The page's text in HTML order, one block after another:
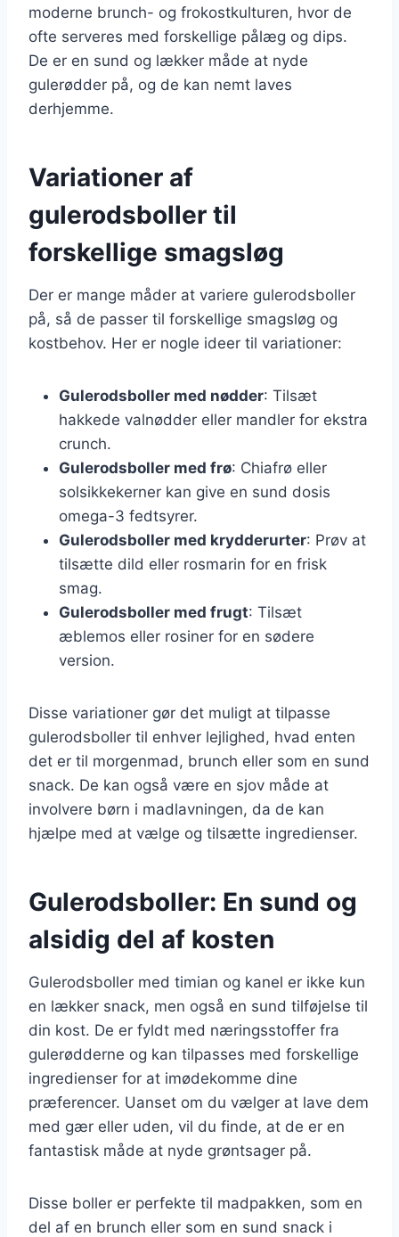
moderne brunch- og frokostkulturen, hvor de
ofte serveres med forskellige pålæg og dips.
De er en sund og lækker måde at nyde
gulerødder på, og de kan nemt laves
derhjemme.
Variationer af
gulerodsboller til
forskellige smagsløg
Der er mange måder at variere gulerodsboller
på, så de passer til forskellige smagsløg og
kostbehov. Her er nogle ideer til variationer:
Gulerodsboller med nødder: Tilsæt
hakkede valnødder eller mandler for ekstra
crunch.
Gulerodsboller med frø: Chiafrø eller
solsikkekerner kan give en sund dosis
omega-3 fedtsyrer.
Gulerodsboller med krydderurter: Prøv at
tilsætte dild eller rosmarin for en frisk
smag.
Gulerodsboller med frugt: Tilsæt
æblemos eller rosiner for en sødere
version.
Disse variationer gør det muligt at tilpasse
gulerodsboller til enhver lejlighed, hvad enten
det er til morgenmad, brunch eller som en sund
snack. De kan også være en sjov måde at
involvere børn i madlavningen, da de kan
hjælpe med at vælge og tilsætte ingredienser.
Gulerodsboller: En sund og
alsidig del af kosten
Gulerodsboller med timian og kanel er ikke kun
en lækker snack, men også en sund tilføjelse til
din kost. De er fyldt med næringsstoffer fra
gulerødderne og kan tilpasses med forskellige
ingredienser for at imødekomme dine
præferencer. Uanset om du vælger at lave dem
med gær eller uden, vil du finde, at de er en
fantastisk måde at nyde grøntsager på.
Disse boller er perfekte til madpakken, som en
del af en brunch eller som en sund snack i